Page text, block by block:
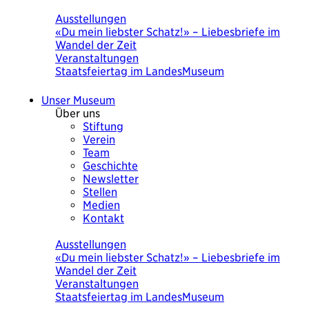
Ausstellungen
«Du mein liebster Schatz!» – Liebesbriefe im
Wandel der Zeit
Veranstaltungen
Staatsfeiertag im LandesMuseum
Unser Museum
Über uns
Stiftung
Verein
Team
Geschichte
Newsletter
Stellen
Medien
Kontakt
Ausstellungen
«Du mein liebster Schatz!» – Liebesbriefe im
Wandel der Zeit
Veranstaltungen
Staatsfeiertag im LandesMuseum